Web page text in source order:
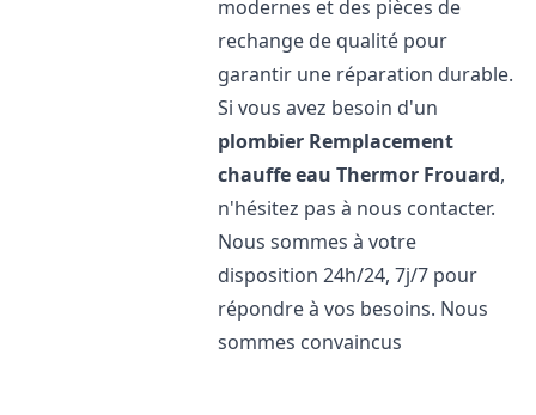
modernes et des pièces de
rechange de qualité pour
garantir une réparation durable.
Si vous avez besoin d'un
plombier Remplacement
chauffe eau Thermor Frouard,
n'hésitez pas à nous contacter.
Nous sommes à votre
disposition 24h/24, 7j/7 pour
répondre à vos besoins. Nous
sommes convaincus